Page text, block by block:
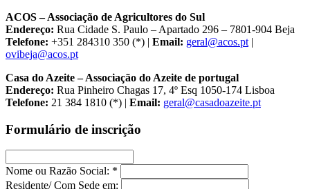
ACOS – Associação de Agricultores do Sul
Endereço: Rua Cidade S. Paulo – Apartado 296 – 7801-904 Beja
Telefone: +351 284310 350 (*) | Email: geral@acos.pt |
ovibeja@acos.pt
Casa do Azeite – Associação do Azeite de portugal
Endereço: Rua Pinheiro Chagas 17, 4º Esq 1050-174 Lisboa
Telefone: 21 384 1810 (*) | Email: geral@casadoazeite.pt
Formulário de inscrição
Nome ou Razão Social: *
Residente/ Com Sede em: